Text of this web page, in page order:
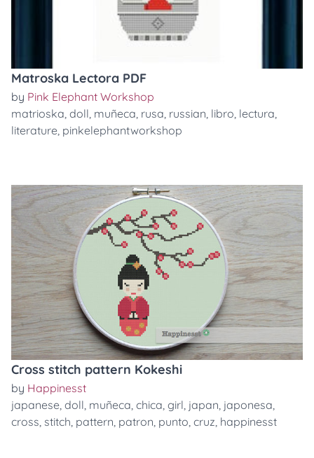
Matroska Lectora PDF
by Pink Elephant Workshop
matrioska, doll, muñeca, rusa, russian, libro, lectura,
literature, pinkelephantworkshop
Cross stitch pattern Kokeshi
by Happinesst
japanese, doll, muñeca, chica, girl, japan, japonesa,
cross, stitch, pattern, patron, punto, cruz, happinesst